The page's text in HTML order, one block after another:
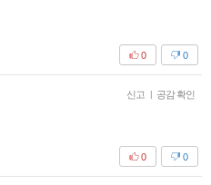
0
0
신고 | 공감 확인
0
0